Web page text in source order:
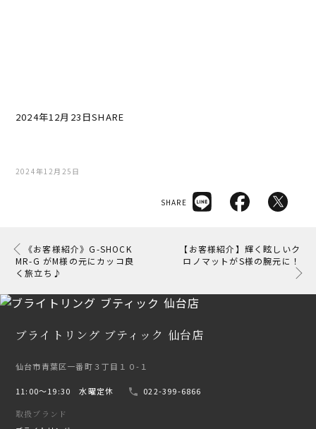
2024年12月23日SHARE
2024年12月25日
SHARE
《お客様紹介》G-SHOCK
MR-G がM様の元にカッコ良
く旅立ち♪
【お客様紹介】輝く眩しいク
ロノマットがS様の腕元に！
ブライトリング ブティック 仙台店
仙台市青葉区一番町３丁目１０-１
11:00〜19:30 水曜定休
022-399-6866
取扱ブランド